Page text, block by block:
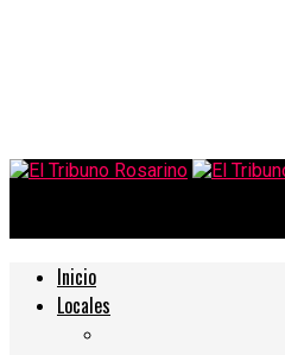
Inicio
Locales